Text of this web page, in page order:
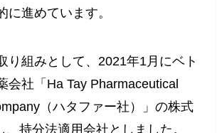
に進めています。
り組みとして、2021年1月にベト
会社「Ha Tay Pharmaceutical
（ハタファー社）」の株式
、持分法適用会社としました。